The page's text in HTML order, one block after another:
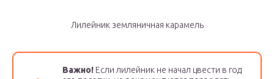
Лилейник земляничная карамель
Важно! Если лилейник не начал цвести в год